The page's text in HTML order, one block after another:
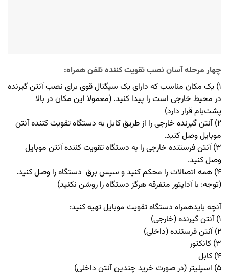
چهار مرحله آسان نصب تقویت کننده تلفن همراه:
۱) یک مکان مناسب که دارای یک سیگنال قوی برای نصب آنتن گیرنده
در محیط خارجی است را پیدا کنید. (معمولا این مکان در بالا
پشت‌بام قرار دارد)
۲) آنتن گیرنده خارجی را از طریق کابل به دستگاه تقویت کننده آنتن
موبایل وصل کنید.
۳) آنتن فرستنده خارجی را به دستگاه تقویت کننده آنتن موبایل
وصل کنید.
۴) همه اتصالات را محکم کنید و سپس برق دستگاه را وصل کنید.
(توجه: با آداپتور متفرقه هرگز دستگاه را روشن نکنید)
آنچه بایدهمراه دستگاه تقویت موبایل تهیه کنید:
۱) آنتن گیرنده (خارجی)
۲) آنتن فرستنده (داخلی)
۳) کانکتور
۴) کابل
۵) اسپلیتر (در صورت خرید چندین آنتن داخلی)